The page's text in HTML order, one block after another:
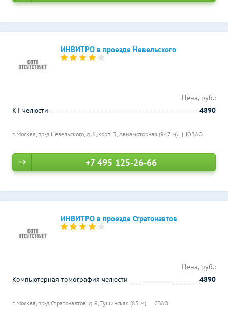
ИНВИТРО в проезде Невельского
г. Москва, пр-д Невельского, д. 6, корп. 3, Авиамоторная (947 м) ЮВАО
Цена, руб.:
КТ челюсти
4890
+7 495 125-26-66
ИНВИТРО в проезде Стратонавтов
г. Москва, пр-д Стратонавтов, д. 9, Тушинская (83 м) СЗАО
Цена, руб.:
Компьютерная томография челюсти
4890